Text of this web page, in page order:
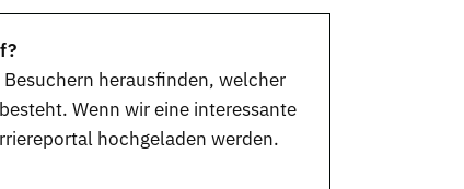
herausfinden, welcher
Wenn wir eine interessante
hochgeladen werden.